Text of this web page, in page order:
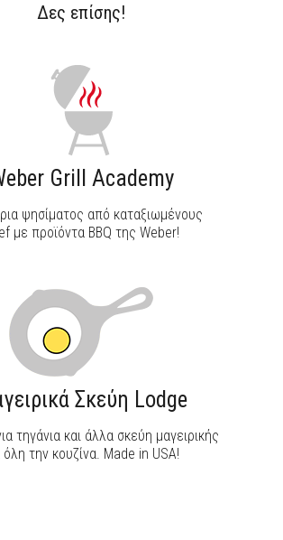
Δες επίσης!
Grill Academy
ψησίματος από καταξιωμένους
με προϊόντα BBQ της Weber!
Σκεύη Lodge
τηγάνια και άλλα σκεύη μαγειρικής
όλη την κουζίνα. Made in USA!